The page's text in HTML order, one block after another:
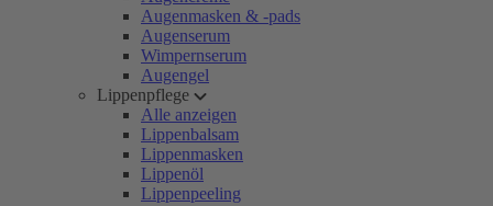
Augenmasken & -pads
Augenserum
Wimpernserum
Augengel
Lippenpflege
Alle anzeigen
Lippenbalsam
Lippenmasken
Lippenöl
Lippenpeeling